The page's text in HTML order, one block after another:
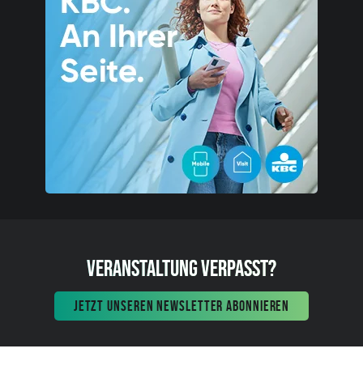
VERANSTALTUNG VERPASST?
JETZT UNSEREN NEWSLETTER ABONNIEREN